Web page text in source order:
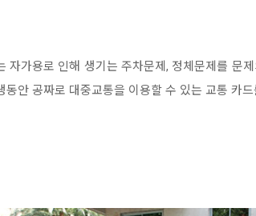
자가용로 인해 생기는 주차문제, 정체문제를 문
안 공짜로 대중교통을 이용할 수 있는 교통 카